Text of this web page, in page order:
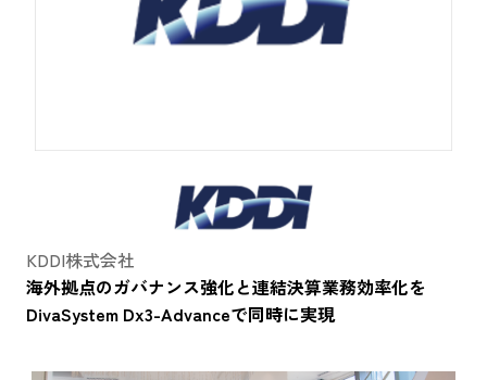
KDDI株式会社
海外拠点のガバナンス強化と連結決算業務効率化を
DivaSystem Dx3-Advanceで同時に実現